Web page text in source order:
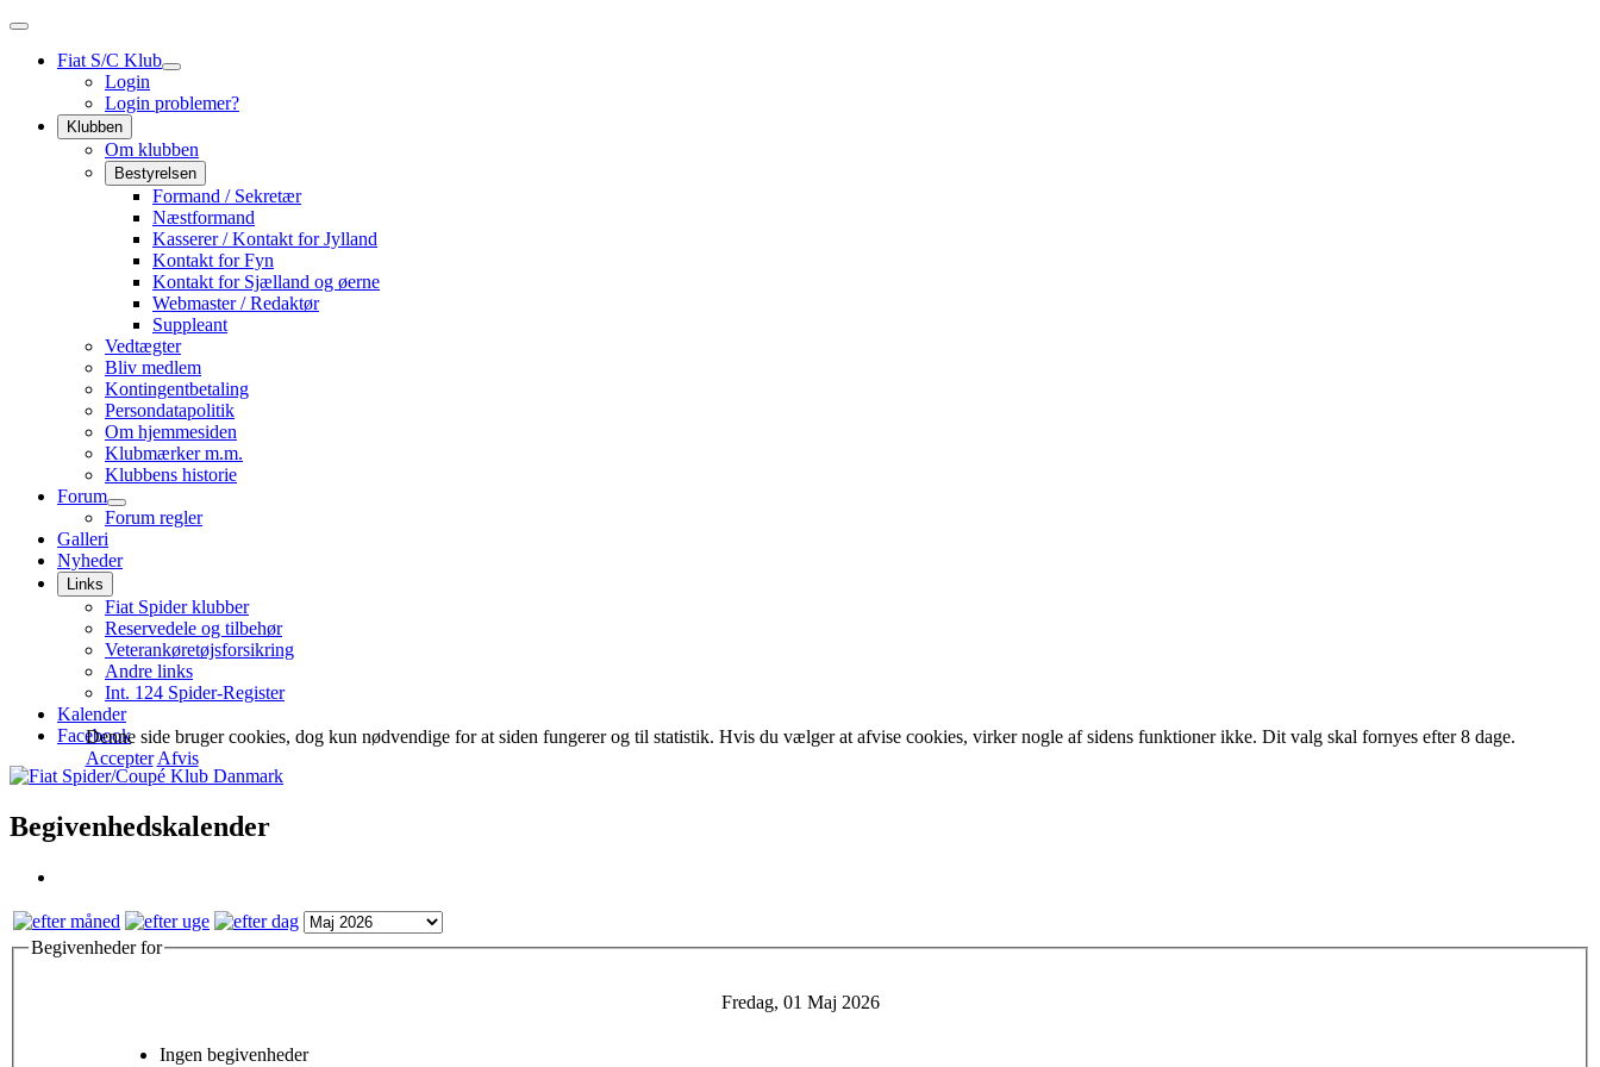
Fiat S/C Klub
Login
Login problemer?
Klubben
Om klubben
Bestyrelsen
Formand / Sekretær
Næstformand
Kasserer / Kontakt for Jylland
Kontakt for Fyn
Kontakt for Sjælland og øerne
Webmaster / Redaktør
Suppleant
Vedtægter
Bliv medlem
Kontingentbetaling
Persondatapolitik
Om hjemmesiden
Klubmærker m.m.
Klubbens historie
Forum
Forum regler
Galleri
Nyheder
Links
Fiat Spider klubber
Reservedele og tilbehør
Veterankøretøjsforsikring
Andre links
Int. 124 Spider-Register
Kalender
Facebook
Begivenhedskalender
Begivenheder for
Fredag, 01 Maj 2026
Ingen begivenheder
Denne side bruger cookies, dog kun nødvendige for at siden fungerer og til statistik. Hvis du vælger at afvise cookies, virker nogle af sidens funktioner ikke. Dit valg skal fornyes efter 8 dage.
Accepter Afvis